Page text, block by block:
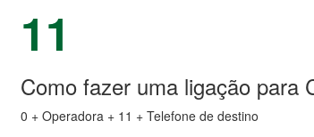
11
Como fazer uma ligação para
0 + Operadora + 11 + Telefone de destino